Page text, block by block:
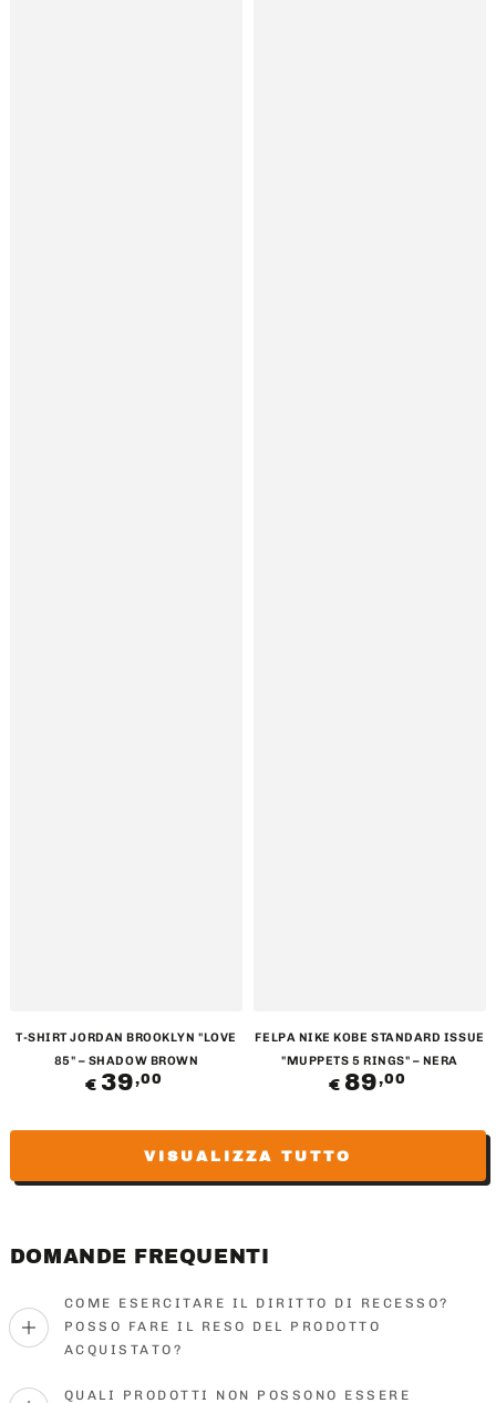
T-SHIRT JORDAN BROOKLYN "LOVE
85" – SHADOW BROWN
Prezzo
regolare
€ 39,00
FELPA NIKE KOBE STANDARD ISSUE
"MUPPETS 5 RINGS" – NERA
Prezzo
regolare
€ 89,00
VISUALIZZA TUTTO
DOMANDE FREQUENTI
COME ESERCITARE IL DIRITTO DI RECESSO?
POSSO FARE IL RESO DEL PRODOTTO
ACQUISTATO?
QUALI PRODOTTI NON POSSONO ESSERE